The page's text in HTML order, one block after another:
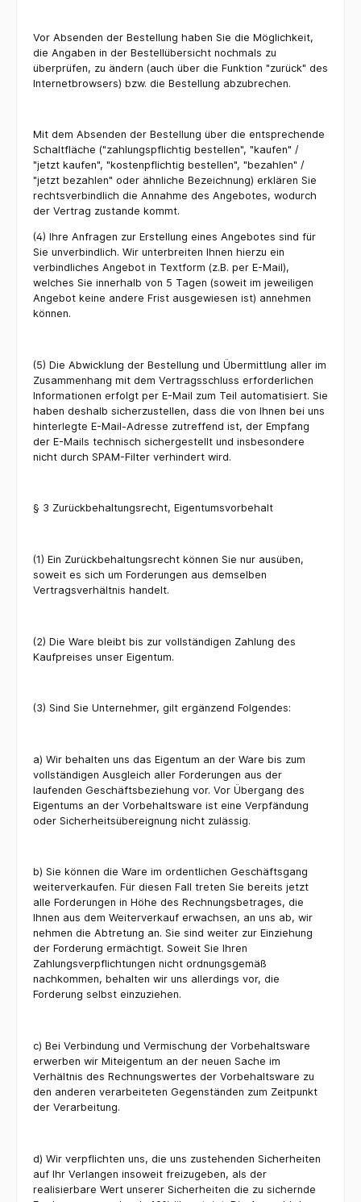
Vor Absenden der Bestellung haben Sie die Möglichkeit,
die Angaben in der Bestellübersicht nochmals zu
überprüfen, zu ändern (auch über die Funktion "zurück" des
Internetbrowsers) bzw. die Bestellung abzubrechen.
Mit dem Absenden der Bestellung über die entsprechende
Schaltfläche ("zahlungspflichtig bestellen", "kaufen" /
"jetzt kaufen", "kostenpflichtig bestellen", "bezahlen" /
"jetzt bezahlen" oder ähnliche Bezeichnung) erklären Sie
rechtsverbindlich die Annahme des Angebotes, wodurch
der Vertrag zustande kommt.
(4) Ihre Anfragen zur Erstellung eines Angebotes sind für
Sie unverbindlich. Wir unterbreiten Ihnen hierzu ein
verbindliches Angebot in Textform (z.B. per E-Mail),
welches Sie innerhalb von 5 Tagen (soweit im jeweiligen
Angebot keine andere Frist ausgewiesen ist) annehmen
können.
(5) Die Abwicklung der Bestellung und Übermittlung aller im
Zusammenhang mit dem Vertragsschluss erforderlichen
Informationen erfolgt per E-Mail zum Teil automatisiert. Sie
haben deshalb sicherzustellen, dass die von Ihnen bei uns
hinterlegte E-Mail-Adresse zutreffend ist, der Empfang
der E-Mails technisch sichergestellt und insbesondere
nicht durch SPAM-Filter verhindert wird.
§ 3 Zurückbehaltungsrecht, Eigentumsvorbehalt
(1) Ein Zurückbehaltungsrecht können Sie nur ausüben,
soweit es sich um Forderungen aus demselben
Vertragsverhältnis handelt.
(2) Die Ware bleibt bis zur vollständigen Zahlung des
Kaufpreises unser Eigentum.
(3) Sind Sie Unternehmer, gilt ergänzend Folgendes:
a) Wir behalten uns das Eigentum an der Ware bis zum
vollständigen Ausgleich aller Forderungen aus der
laufenden Geschäftsbeziehung vor. Vor Übergang des
Eigentums an der Vorbehaltsware ist eine Verpfändung
oder Sicherheitsübereignung nicht zulässig.
b) Sie können die Ware im ordentlichen Geschäftsgang
weiterverkaufen. Für diesen Fall treten Sie bereits jetzt
alle Forderungen in Höhe des Rechnungsbetrages, die
Ihnen aus dem Weiterverkauf erwachsen, an uns ab, wir
nehmen die Abtretung an. Sie sind weiter zur Einziehung
der Forderung ermächtigt. Soweit Sie Ihren
Zahlungsverpflichtungen nicht ordnungsgemäß
nachkommen, behalten wir uns allerdings vor, die
Forderung selbst einzuziehen.
c) Bei Verbindung und Vermischung der Vorbehaltsware
erwerben wir Miteigentum an der neuen Sache im
Verhältnis des Rechnungswertes der Vorbehaltsware zu
den anderen verarbeiteten Gegenständen zum Zeitpunkt
der Verarbeitung.
d) Wir verpflichten uns, die uns zustehenden Sicherheiten
auf Ihr Verlangen insoweit freizugeben, als der
realisierbare Wert unserer Sicherheiten die zu sichernde